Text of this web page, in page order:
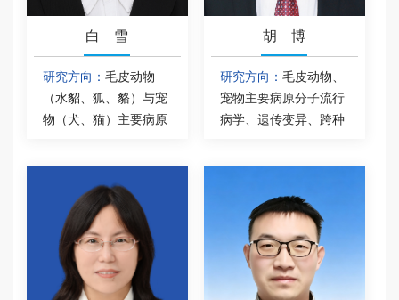
白 雪
研究方向： 毛皮动物
（水貂、狐、貉）与宠
物（犬、猫）主要病原
究；毛皮动物与宠物冠
状病毒、细小病毒等病
原跨种间感染与致病机
制研究；宠物与毛皮动
物新型疫苗、诊断和治
疗制剂的开发。
胡 博
研究方向： 毛皮动物、
宠物主要病原分子流行
病学、遗传变异、跨种
诊断及治疗制剂开发。